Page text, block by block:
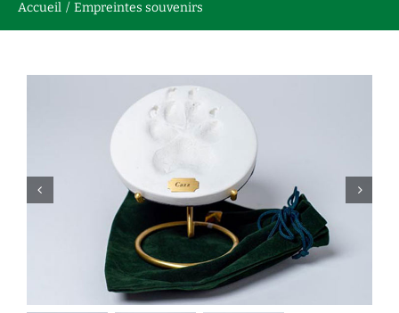
Accueil Empreintes souvenirs